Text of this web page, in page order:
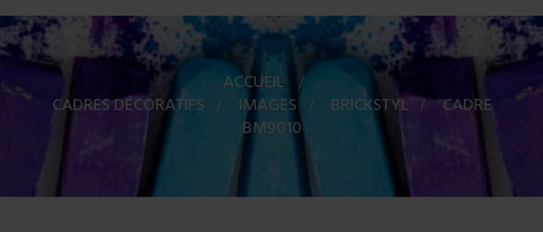
ACCUEIL >
CADRES DÉCORATIFS > IMAGES > BRICKSTYL > CADRE
BM9010